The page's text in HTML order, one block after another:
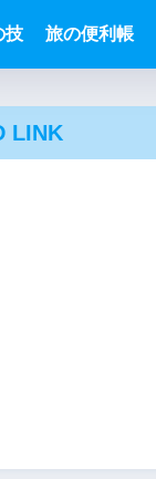
技 旅の便利帳
LINK